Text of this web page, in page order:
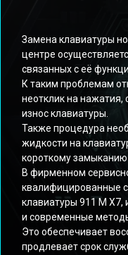
Замена клавиатуры
центре
связанных с её
К таким проблемам
неотклик на
износ клавиатуры.
Также процедура
жидкости на
короткому замыканию
В фирменном
квалифицированные
клавиатуры 911 M X7,
и современные
Это обеспечивает
продлевает срок